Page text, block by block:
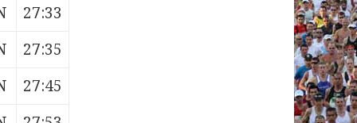
27:33
27:35
27:45